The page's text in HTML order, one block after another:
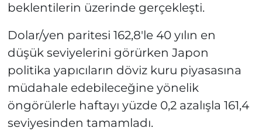
beklentilerin üzerinde gerçekleşti.
Dolar/yen paritesi 162,8'le 40 yılın en
düşük seviyelerini görürken Japon
politika yapıcıların döviz kuru piyasasına
müdahale edebileceğine yönelik
öngörülerle haftayı yüzde 0,2 azalışla 161,4
seviyesinden tamamladı.